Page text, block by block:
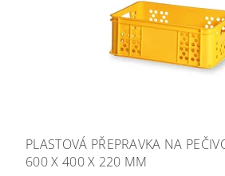
PLASTOVÁ PŘEPRAVKA NA
600 X 400 X 220 MM